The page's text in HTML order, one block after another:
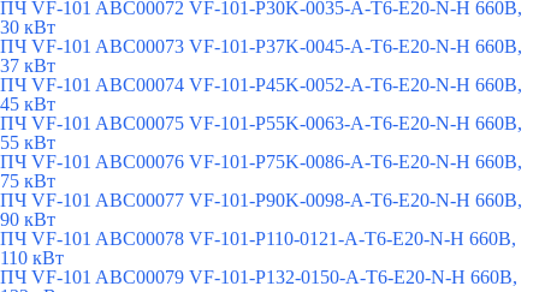
ПЧ VF-101 ABC00072 VF-101-P30K-0035-A-T6-E20-N-H 660В,
30 кВт
ПЧ VF-101 ABC00073 VF-101-P37K-0045-A-T6-E20-N-H 660В,
37 кВт
ПЧ VF-101 ABC00074 VF-101-P45K-0052-A-T6-E20-N-H 660В,
45 кВт
ПЧ VF-101 ABC00075 VF-101-P55K-0063-A-T6-E20-N-H 660В,
55 кВт
ПЧ VF-101 ABC00076 VF-101-P75K-0086-A-T6-E20-N-H 660В,
75 кВт
ПЧ VF-101 ABC00077 VF-101-P90K-0098-A-T6-E20-N-H 660В,
90 кВт
ПЧ VF-101 ABC00078 VF-101-P110-0121-A-T6-E20-N-H 660В,
110 кВт
ПЧ VF-101 ABC00079 VF-101-P132-0150-A-T6-E20-N-H 660В,